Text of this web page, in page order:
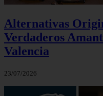
Alternativas
Verdaderos
Valencia
23/07/2026